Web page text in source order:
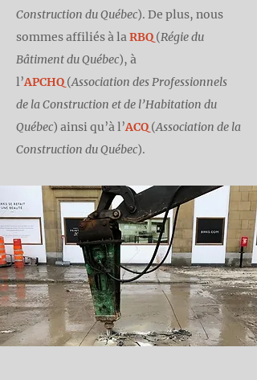
Construction du Québec). De plus, nous
sommes affiliés à laRBQ (Régie du
Bâtiment du Québec), à
l’APCHQ (Association des Professionnels
de la Construction et de l’Habitation du
Québec) ainsi qu’à l’ACQ (Association de la
Construction du Québec).